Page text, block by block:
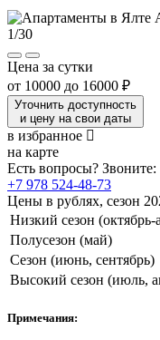
1/30
Цена за сутки
от 10000 до 16000 ₽
Уточнить доступность
и цену на свои даты
в избранное
на карте
Есть вопросы? Звоните:
+7 978 524-48-73
Цены в рублях, сезон
Низкий сезон (октябрь-
Полусезон (май)
Сезон (июнь, сентябрь)
Высокий сезон (июль,
Примечания: